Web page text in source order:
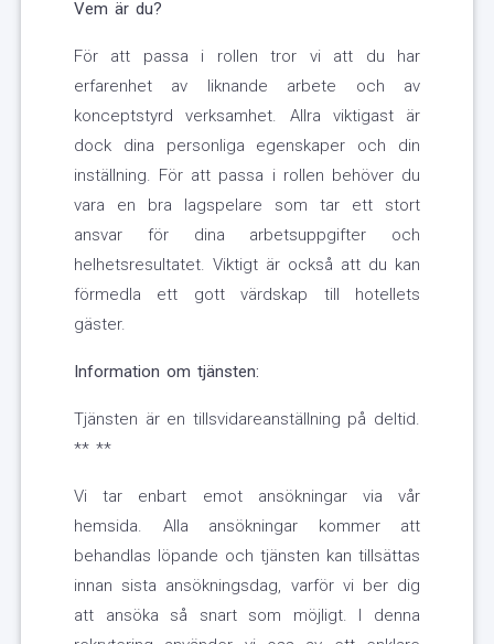
Vem är du?
För att passa i rollen tror vi att du har
erfarenhet av liknande arbete och av
konceptstyrd verksamhet. Allra viktigast är
dock dina personliga egenskaper och din
inställning. För att passa i rollen behöver du
vara en bra lagspelare som tar ett stort
ansvar för dina arbetsuppgifter och
helhetsresultatet. Viktigt är också att du kan
förmedla ett gott värdskap till hotellets
gäster.
Information om tjänsten:
Tjänsten är en tillsvidareanställning på deltid.
** **
Vi tar enbart emot ansökningar via vår
hemsida. Alla ansökningar kommer att
behandlas löpande och tjänsten kan tillsättas
innan sista ansökningsdag, varför vi ber dig
att ansöka så snart som möjligt. I denna